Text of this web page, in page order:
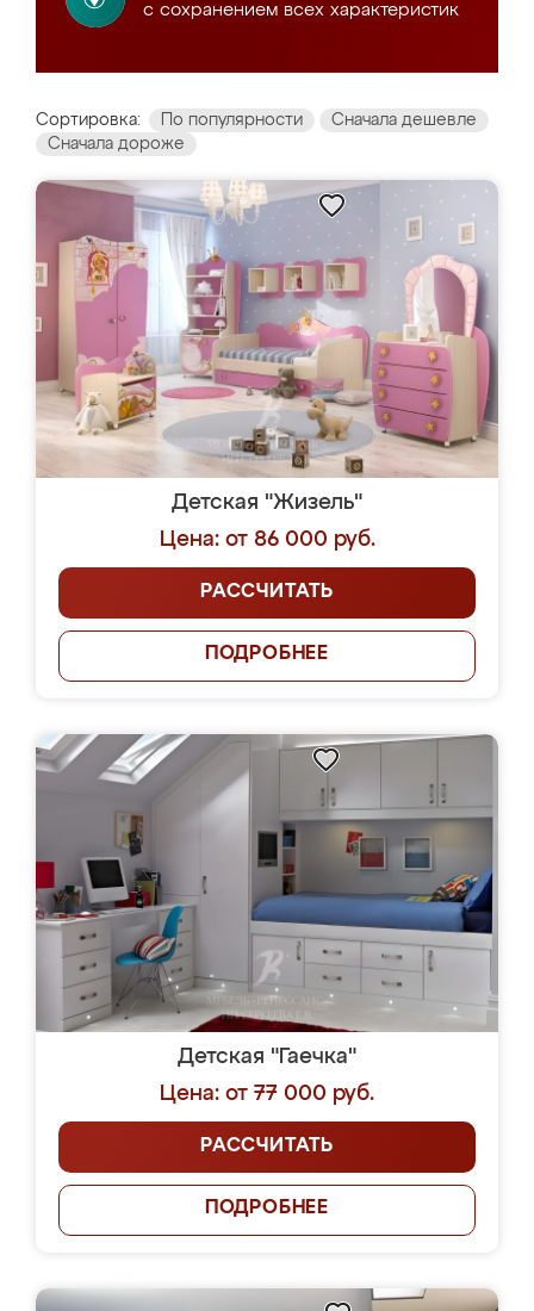
с сохранением всех характеристик
Сортировка: По популярности
Сначала дешевле
Сначала дороже
Детская "Жизель"
Цена: от 86 000 руб.
РАССЧИТАТЬ
ПОДРОБНЕЕ
Детская "Гаечка"
Цена: от 77 000 руб.
РАССЧИТАТЬ
ПОДРОБНЕЕ